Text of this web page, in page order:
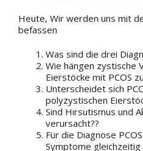
Heute, Wir werden uns mit
befassen
Was sind die drei
Wie hängen zystische
Eierstöcke mit PCOS
Unterscheidet sich
polyzystischen
Sind Hirsutismus und
verursacht??
Für die Diagnose
Symptome